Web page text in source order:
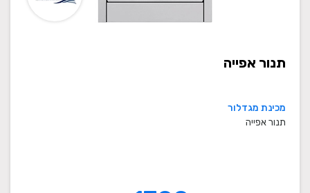
תנור אפייה
מכינת מגדלור
תנור אפייה